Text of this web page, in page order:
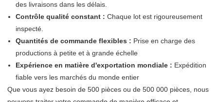
des livraisons dans les délais.
Contrôle qualité constant : Chaque lot est rigoureusement
inspecté.
Quantités de commande flexibles : Prise en charge des
productions à petite et à grande échelle
Expérience en matière d'exportation mondiale : Expédition
fiable vers les marchés du monde entier
Que vous ayez besoin de 500 pièces ou de 500 000 pièces, nous